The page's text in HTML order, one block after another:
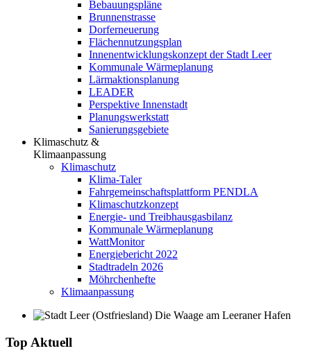
Bebauungspläne
Brunnenstrasse
Dorferneuerung
Flächennutzungsplan
Innenentwicklungskonzept der Stadt Leer
Kommunale Wärmeplanung
Lärmaktionsplanung
LEADER
Perspektive Innenstadt
Planungswerkstatt
Sanierungsgebiete
Klimaschutz &
Klimaanpassung
Klimaschutz
Klima-Taler
Fahrgemeinschaftsplattform PENDLA
Klimaschutzkonzept
Energie- und Treibhausgasbilanz
Kommunale Wärmeplanung
WattMonitor
Energiebericht 2022
Stadtradeln 2026
Möhrchenhefte
Klimaanpassung
Die Waage am Leeraner Hafen
Top Aktuell